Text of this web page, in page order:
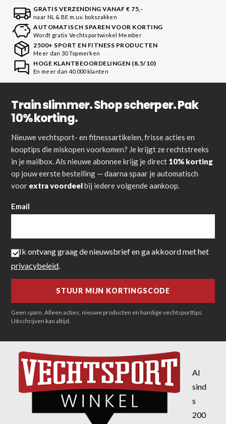
GRATIS VERZENDING VANAF € 75,-
naar NL & BE m.u.v. bokszakken
AUTOMATISCH SPAREN VOOR KORTING
Wordt gratis Vechtsportwinkel Member
2500+ SPORT EN FITNESS PRODUCTEN
Meer dan 30 Topmerken
HOGE KLANTBEOORDELINGEN (8.5/10)
En meer dan 40.000 klanten
Train slimmer. Shop scherper. Pak
10% korting.
Nieuwe vechtsport- en fitnessartikelen, frisse acties en
kooptips die miskopen voorkomen? Je krijgt ze rechtstreeks
in je mailbox. Als nieuwe abonnee krijg je direct 10% korting
op jouw eerste bestelling — daarna spaar je automatisch
voor extra voordeelbij iedere volgende aankoop.
Email
Ik ontvang graag de nieuwsbrief en ga akkoord met het
privacybeleid.
Geen spam. Alleen acties, nieuwe producten en handige vechtsporttips.
Uitschrijven kan altijd.
Al
sind
s
200